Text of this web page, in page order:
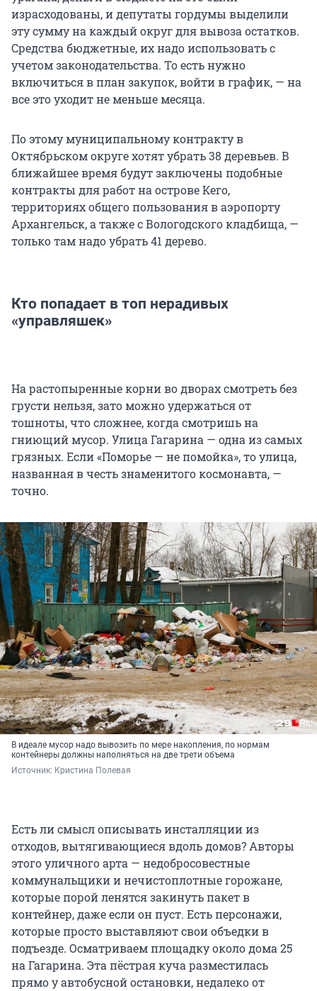
израсходованы, и депутаты гордумы выделили
эту сумму на каждый округ для вывоза остатков.
Средства бюджетные, их надо использовать с
учетом законодательства. То есть нужно
включиться в план закупок, войти в график, — на
все это уходит не меньше месяца.
По этому муниципальному контракту в
Октябрьском округе хотят убрать 38 деревьев. В
ближайшее время будут заключены подобные
контракты для работ на острове Кего,
территориях общего пользования в аэропорту
Архангельск, а также с Вологодского кладбища, —
только там надо убрать 41 дерево.
Кто попадает в топ нерадивых
«управляшек»
На растопыренные корни во дворах смотреть без
грусти нельзя, зато можно удержаться от
тошноты, что сложнее, когда смотришь на
гниющий мусор. Улица Гагарина — одна из самых
грязных. Если «Поморье — не помойка», то улица,
названная в честь знаменитого космонавта, —
точно.
В идеале мусор надо вывозить по мере накопления, по нормам
контейнеры должны наполняться на две трети объема
Источник: Кристина Полевая
Есть ли смысл описывать инсталляции из
отходов, вытягивающиеся вдоль домов? Авторы
этого уличного арта — недобросовестные
коммунальщики и нечистоплотные горожане,
которые порой ленятся закинуть пакет в
контейнер, даже если он пуст. Есть персонажи,
которые просто выставляют свои объедки в
подъезде. Осматриваем площадку около дома 25
на Гагарина. Эта пёстрая куча разместилась
прямо у автобусной остановки, недалеко от